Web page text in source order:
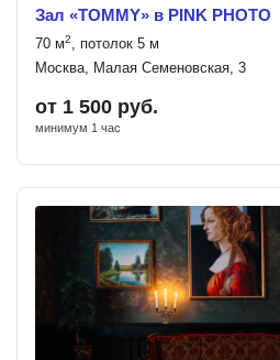
Зал «TOMMY» в PINK PHOTO
70 м2, потолок 5 м
Москва, Малая Семеновская, 3
от 1 500 руб.
минимум 1 час